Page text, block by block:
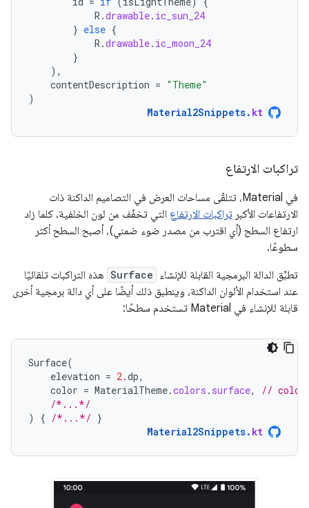
R .drawable. ic_sun_24
} else {
R .drawable. ic_moon_24
}
),
contentDescription = "Theme"
)
Material2Snippets. kt
تراكبات الارتفاع
في Material، تتلقّى مساحات العرض في التصاميم الداكنة ذات
الارتفاعات الأكبر تراكبات الارتفاع التي تخفّف من لون الخلفية. كلما زاد
ارتفاع السطح (أي اقترب من مصدر ضوء ضمني)، أصبح السطح أكثر
سطوعًا.
تطبِّق الدالة البرمجية القابلة للإنشاء
Surface هذه التراكبات تلقائيًا
عند استخدام الألوان الداكنة، وينطبق ذلك أيضًا على أي دالة برمجية أخرى
قابلة للإنشاء في Material تستخدم سطحًا:
Surface(
elevation = 2.dp,
color = MaterialTheme.colors . surface,
// color
/*...*/
)
{ /*...*/ }
Material2Snippets. kt